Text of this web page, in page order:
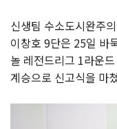
신생팀 수소도시완주
이창호 9단은 25일 바
놀 레전드리그 1라운
계승으로 신고식을 마